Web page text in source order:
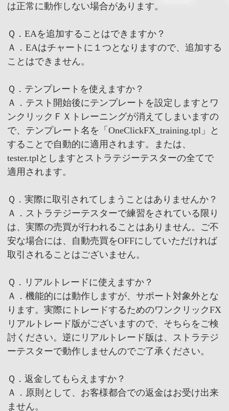
は正常に動作しない場合があります。
Ｑ．EAを追加することはできますか？
Ａ．EAはチャートに１つとなりますので、追加する
ことはできません。
Ｑ．テンプレートを使えますか？
Ａ．テスト開始後にテンプレートを設定しますとワ
ンクリックＦＸトレーニングが消えてしまいますの
で、テンプレート名を「OneClickFX_training.tpl」と
することで自動的に適用されます。または、
tester.tplとしますとストラテジーテスターの全てで
適用されます。
Ｑ．実際に取引されてしまうことはありませんか？
Ａ．ストラテジーテスターで練習をされている限り
は、実際の売買が行われることはありません。ご不
安な場合には、自動売買をOFFにしていただければ
取引されることはございません。
Ｑ．リアルトレードに使えますか？
Ａ．機能的には動作しますが、サポート対象外とな
ります。実際にトレードするためのワンクリックFX
リアルトレード版がございますので、そちらをご検
討ください。逆にリアルトレード版は、ストラテジ
ーテスターで動作しませんのでご了承ください。
Ｑ．返金してもらえますか？
Ａ．原則として、お客様都合での返金はお受け出来
ません。